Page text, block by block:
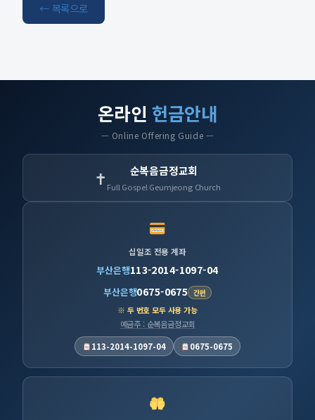
← 목록으로
온라인 헌금안내
— Online Offering Guide —
✝ 순복음금정교회
Full Gospel Geumjeong Church
십일조 전용 계좌
부산은행113-2014-1097-04
부산은행0675-0675 간편
※ 두 번호 모두 사용 가능
예금주 : 순복음금정교회
113-2014-1097-04
0675-0675